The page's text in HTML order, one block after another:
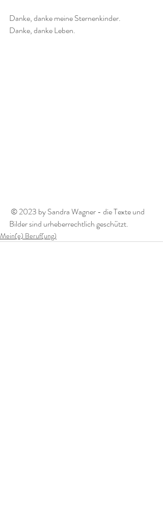
Danke, danke meine Sternenkinder.
Danke, danke Leben.
Bilder sind urheberrechtlich geschützt.
Mein(e) Beruf(ung)